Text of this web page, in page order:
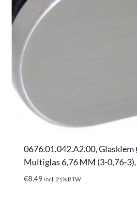
0676.01.042.A2.00,
Multiglas 6,76 MM (3-0,76-
€8,49 incl. 21% BTW